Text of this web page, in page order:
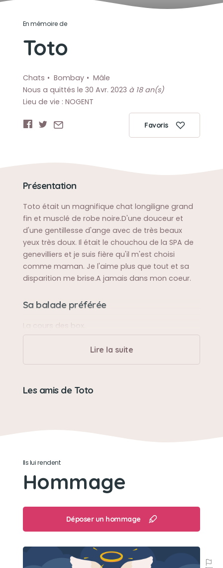
En mémoire de
Toto
Chats Bombay
Mâle
Nous a quittés le 30 Avr. 2023 à 18 an(s)
Lieu de vie : NOGENT
Favoris
Présentation
Toto était un magnifique chat longiligne grand
fin et musclé de robe noire.D'une douceur et
d'une gentillesse d'ange avec de très beaux
yeux très doux. Il était le chouchou de la SPA de
genevilliers et je suis fière qu'il m'est choisi
comme maman. Je l'aime plus que tout et sa
disparition me brise.A jamais dans mon coeur.
Sa balade préférée
La cours des box.
Sa bêtise préférée
Un petit laser chat
Lire la suite
Les amis de Toto
Ils lui rendent
Hommage
Déposer un hommage